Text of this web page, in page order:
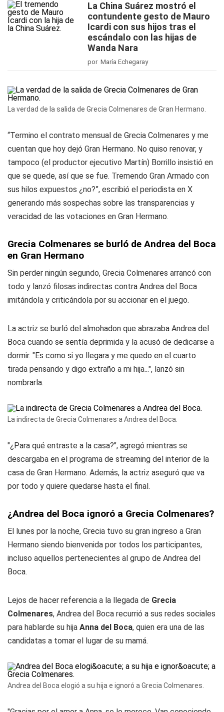
La China Suárez mostró el
contundente gesto de Mauro
Icardi con sus hijos tras el
escándalo con las hijas de
Wanda Nara
por María Echegaray
La verdad de la salida de Grecia Colmenares de Gran Hermano.
“Termino el contrato mensual de Grecia Colmenares y me
cuentan que hoy dejó Gran Hermano. No quiso renovar, y
tampoco (el productor ejecutivo Martín) Borrillo insistió en
que se quede, así que se fue. Tremendo Gran Armado con
sus hilos expuestos ¿no?”, escribió el periodista en X
generando más sospechas sobre las transparencias y
veracidad de las votaciones en Gran Hermano.
Grecia Colmenares se burló de Andrea del Boca
en Gran Hermano
Sin perder ningún segundo, Grecia Colmenares arrancó con
todo y lanzó filosas indirectas contra Andrea del Boca
imitándola y criticándola por su accionar en el juego.
La actriz se burló del almohadon que abrazaba Andrea del
Boca cuando se sentía deprimida y la acusó de dedicarse a
dormir. "Es como si yo llegara y me quedo en el cuarto
tirada pensando y digo extraño a mi hija...", lanzó sin
nombrarla.
La indirecta de Grecia Colmenares a Andrea del Boca.
"¿Para qué entraste a la casa?", agregó mientras se
descargaba en el programa de streaming del interior de la
casa de Gran Hermano. Además, la actriz aseguró que va
por todo y quiere quedarse hasta el final.
¿Andrea del Boca ignoró a Grecia Colmenares?
El lunes por la noche, Grecia tuvo su gran ingreso a Gran
Hermano siendo bienvenida por todos los participantes,
incluso aquellos pertenecientes al grupo de Andrea del
Boca.
Lejos de hacer referencia a la llegada de Grecia
Colmenares, Andrea del Boca recurrió a sus redes sociales
para hablarde su hija Anna del Boca, quien era una de las
candidatas a tomar el lugar de su mamá.
Andrea del Boca elogió a su hija e ignoró a Grecia Colmenares.